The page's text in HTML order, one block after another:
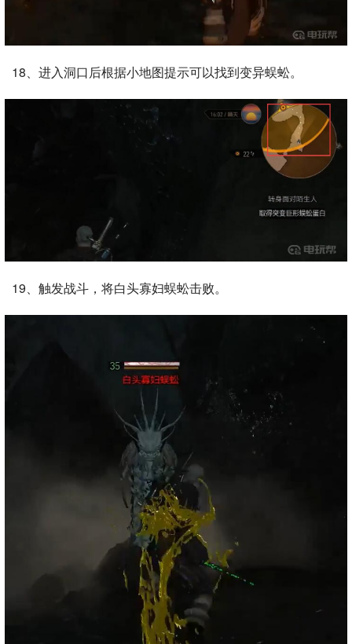
18、进入洞口后根据小地图提示可以找到变异蜈蚣。
19、触发战斗，将白头寡妇蜈蚣击败。